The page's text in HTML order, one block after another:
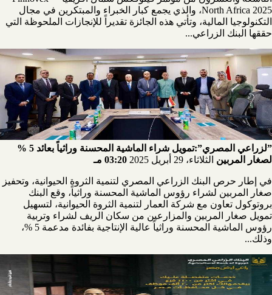
North Africa 2025، والذي يجمع كبار الخبراء والمبتكرين في مجال
التكنولوجيا المالية، وتأتي هذه الجائزة تقديراً للإنجازات الملحوظة التي
حققها البنك الزراعي...
”لزراعي المصري”:تمويل شراء الماشية المحسنة وراثياً بعائد 5 %
لصغار المربين الثلاثاء، 29 أبريل 2025 03:20 مـ
في إطار حرص البنك الزراعي المصري لتنمية الثروة الحيوانية، وتحفيز
صغار المربين لشراء رؤوس الماشية المحسنة وراثياً، وقع البنك
بروتوكول تعاون مع شركة العمار لتنمية الثروة الحيوانية، لتسهيل
تمويل صغار المربين والمزارعين من سكان الريف لشراء وتربية
رؤوس الماشية المحسنة وراثياً عالية الإنتاجية بفائدة مدعمة 5 %،
وذلك...